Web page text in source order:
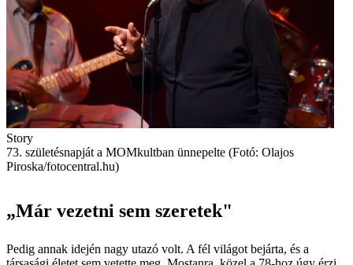
Story
73. születésnapját a MOMkultban ünnepelte (Fotó: Olajos
Piroska/fotocentral.hu)
„Már vezetni sem szeretek"
Pedig annak idején nagy utazó volt. A fél világot bejárta, és a